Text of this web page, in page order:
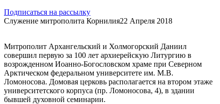
Подписаться на рассылку
Служение митрополита Корнилия22 Апреля 2018
Митрополит Архангельский и Холмогорский Даниил
совершил первую за 100 лет архиерейскую Литургию в
возрожденном Иоанно-Богословском храме при Северном
Арктическом федеральном университете им. М.В.
Ломоносова. Домовая церковь располагается на втором этаже
университетского корпуса (пр. Ломоносова, 4), в здании
бывшей духовной семинарии.